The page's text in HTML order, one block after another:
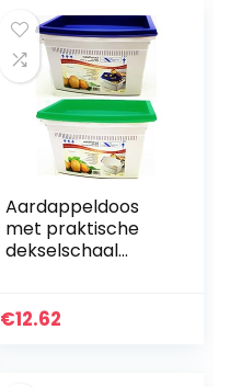
Aardappeldoos
met praktische
dekselschaal
€12.62